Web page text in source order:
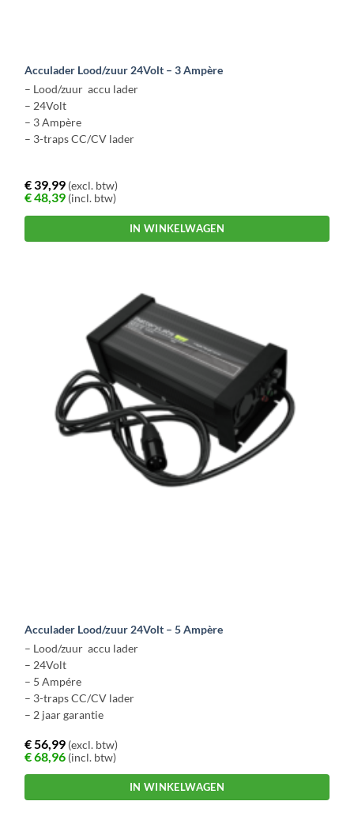
Acculader Lood/zuur 24Volt – 3 Ampère
– Lood/zuur accu lader
– 24Volt
– 3 Ampère
– 3-traps CC/CV lader
€39,99 (excl. btw)
€48,39 (incl. btw)
IN WINKELWAGEN
gekozen
worden
Acculader Lood/zuur 24Volt – 5 Ampère
– Lood/zuur accu lader
– 24Volt
– 5 Ampére
– 3-traps CC/CV lader
– 2 jaar garantie
€ 56,99 (excl. btw)
€68,96 (incl. btw)
IN WINKELWAGEN